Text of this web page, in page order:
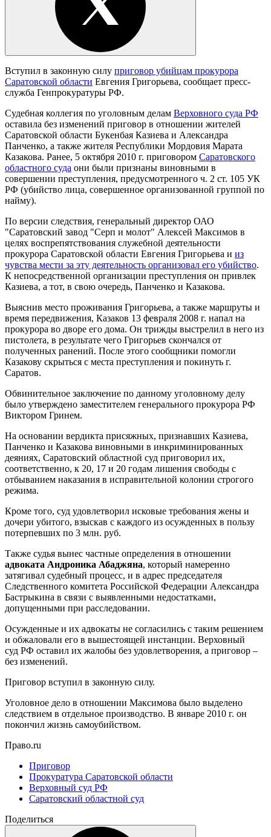
Вступил в законную силу приговор убийцам прокурора
Саратовской области Евгения Григорьева, сообщает пресс-
служба Генпрокуратуры РФ.
Судебная коллегия по уголовным делам Верховного суда РФ
оставила без изменений приговор в отношении жителей
Саратовской области Букенбая Казиева и Александра
Панченко, а также жителя Республики Мордовия Марата
Казакова. Ранее, 5 октября 2010 г. приговором Саратовского
областного суда они были признаны виновными в
совершении преступления, предусмотренного ч. 2 ст. 105 УК
РФ (убийство лица, совершенное организованной группой по
найму).
По версии следствия, генеральный директор ОАО
"Саратовский завод "Серп и молот" Алексей Максимов в
целях воспрепятствования служебной деятельности
прокурора Саратовской области Евгения Григорьева и из
чувства мести за эту деятельность организовал его убийство.
К непосредственной организации преступления он привлек
Казиева, а тот, в свою очередь, Панченко и Казакова.
Выяснив место проживания Григорьева, а также маршруты и
время передвижения, Казаков 13 февраля 2008 г. напал на
прокурора во дворе его дома. Он трижды выстрелил в него из
пистолета, в результате чего Григорьев скончался от
полученных ранений. После этого сообщники помогли
Казакову скрыться с места преступления и покинуть г.
Саратов.
Обвинительное заключение по данному уголовному делу
было утверждено заместителем генерального прокурора РФ
Виктором Гринем.
На основании вердикта присяжных, признавших Казиева,
Панченко и Казакова виновными в инкриминированных
деяниях, Саратовский областной суд приговорил их,
соответственно, к 20, 17 и 20 годам лишения свободы с
отбыванием наказания в исправительной колонии строгого
режима.
Кроме того, суд удовлетворил исковые требования жены и
дочери убитого, взыскав с каждого из осужденных в пользу
потерпевших по 3 млн. руб.
Также судья вынес частные определения в отношении
адвоката Андроника Абаджяна, который намеренно
затягивал судебный процесс, и в адрес председателя
Следственного комитета Российской Федерации Александра
Бастрыкина в связи с выявленными недостатками,
допущенными при расследовании.
Осужденные и их адвокаты не согласились с таким решением
и обжаловали его в вышестоящей инстанции. Верховный
суд РФ оставил их жалобы без удовлетворения, а приговор –
без изменений.
Приговор вступил в законную силу.
Уголовное дело в отношении Максимова было выделено
следствием в отдельное производство. В январе 2010 г. он
покончил жизнь самоубийством.
Право.ru
Приговор
Прокуратура Саратовской области
Верховный суд РФ
Саратовский областной суд
Поделиться